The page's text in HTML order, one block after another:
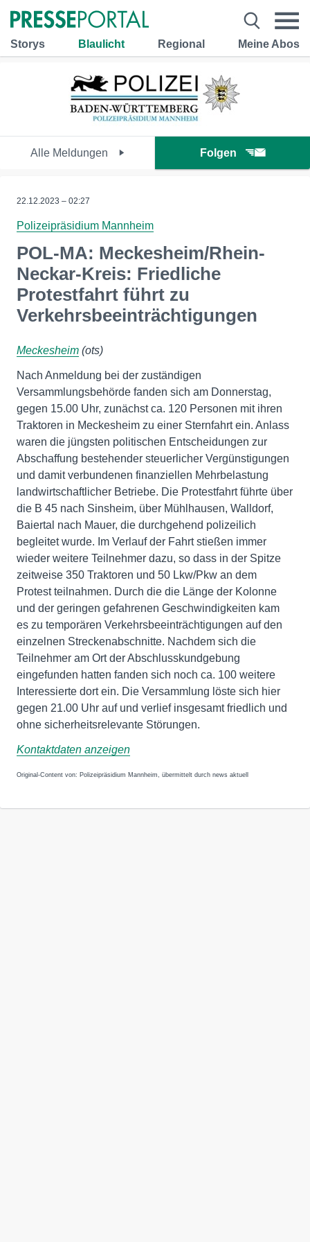
Storys Blaulicht Regional Meine Abos
Alle Meldungen Folgen
22.12.2023 – 02:27
Polizeipräsidium Mannheim
POL-MA: Meckesheim/Rhein-
Neckar-Kreis: Friedliche
Protestfahrt führt zu
Verkehrsbeeinträchtigungen
Meckesheim (ots)
Nach Anmeldung bei der zuständigen
Versammlungsbehörde fanden sich am Donnerstag,
gegen 15.00 Uhr, zunächst ca. 120 Personen mit ihren
Traktoren in Meckesheim zu einer Sternfahrt ein. Anlass
waren die jüngsten politischen Entscheidungen zur
Abschaffung bestehender steuerlicher Vergünstigungen
und damit verbundenen finanziellen Mehrbelastung
landwirtschaftlicher Betriebe. Die Protestfahrt führte über
die B 45 nach Sinsheim, über Mühlhausen, Walldorf,
Baiertal nach Mauer, die durchgehend polizeilich
begleitet wurde. Im Verlauf der Fahrt stießen immer
wieder weitere Teilnehmer dazu, so dass in der Spitze
zeitweise 350 Traktoren und 50 Lkw/Pkw an dem
Protest teilnahmen. Durch die die Länge der Kolonne
und der geringen gefahrenen Geschwindigkeiten kam
es zu temporären Verkehrsbeeinträchtigungen auf den
einzelnen Streckenabschnitte. Nachdem sich die
Teilnehmer am Ort der Abschlusskundgebung
eingefunden hatten fanden sich noch ca. 100 weitere
Interessierte dort ein. Die Versammlung löste sich hier
gegen 21.00 Uhr auf und verlief insgesamt friedlich und
ohne sicherheitsrelevante Störungen.
Kontaktdaten anzeigen
Original-Content von: Polizeipräsidium Mannheim, übermittelt durch news aktuell